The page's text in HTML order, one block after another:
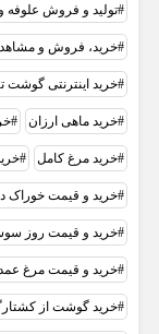
تولید و فروش علوفه
خرید، فروش و
خرید اینترنتی گوشت
خرید ماهی ارزان
خرید مرغ کامل
خرید و قیمت خوراک
خرید و قیمت روز
خرید و قیمت مرغ
خرید گوشت از